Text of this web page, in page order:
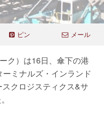
ピン メール
ク）は16日、傘下の港
ミナルズ・インランド
クロジスティクス&サ